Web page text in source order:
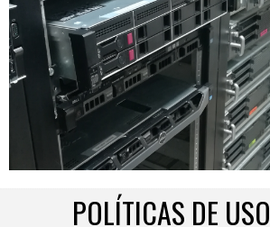
POLÍTICAS DE USO